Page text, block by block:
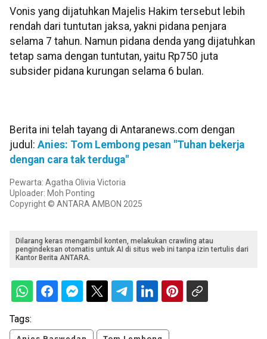
Vonis yang dijatuhkan Majelis Hakim tersebut lebih
rendah dari tuntutan jaksa, yakni pidana penjara
selama 7 tahun. Namun pidana denda yang dijatuhkan
tetap sama dengan tuntutan, yaitu Rp750 juta
subsider pidana kurungan selama 6 bulan.
Berita ini telah tayang di Antaranews.com dengan
judul: Anies: Tom Lembong pesan "Tuhan bekerja
dengan cara tak terduga"
Pewarta: Agatha Olivia Victoria
Uploader: Moh Ponting
Copyright © ANTARA AMBON 2025
Dilarang keras mengambil konten, melakukan crawling atau
pengindeksan otomatis untuk AI di situs web ini tanpa izin tertulis dari
Kantor Berita ANTARA.
Tags: